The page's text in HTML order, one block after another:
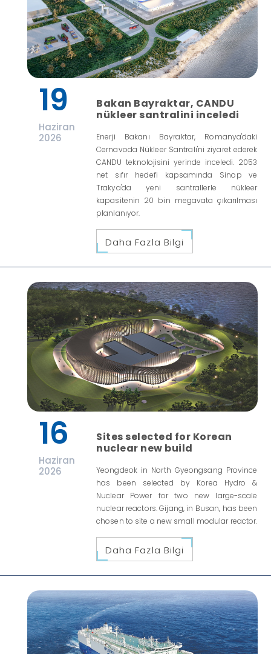
19
Haziran
2026
Bakan Bayraktar, CANDU
nükleer santralini inceledi
Enerji Bakanı Bayraktar, Romanya'daki
Cernavoda Nükleer Santrali'ni ziyaret ederek
CANDU teknolojisini yerinde inceledi. 2053
net sıfır hedefi kapsamında Sinop ve
Trakya'da yeni santrallerle nükleer
kapasitenin 20 bin megavata çıkarılması
planlanıyor.
Daha Fazla Bilgi
16
Haziran
2026
Sites selected for Korean
nuclear new build
Yeongdeok in North Gyeongsang Province
has been selected by Korea Hydro &
Nuclear Power for two new large-scale
nuclear reactors. Gijang, in Busan, has been
chosen to site a new small modular reactor.
Daha Fazla Bilgi